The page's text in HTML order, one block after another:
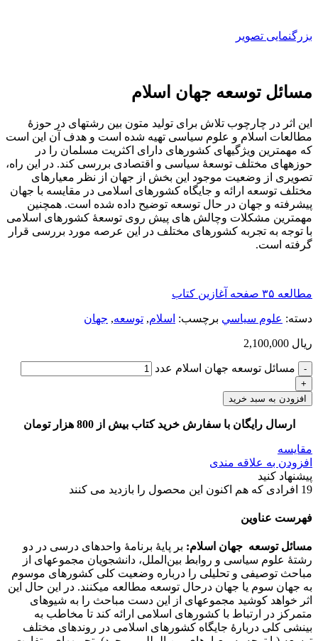
بزرگنمایی تصویر
مسائل توسعه جهان اسلام
این اثر در چارچوب تلاش برای تولید متون بین رشته­ای در حوزۀ
مطالعات اسلام و علوم سیاسی تهیه شده است و هدف آن این است
که مهمترین ویژگی­های کشورهای دارای اکثریت مسلمان را در
حوزه­های مختلف توسعۀ سیاسی و اقتصادی بررسی کند. در این راه،
تصویری از وضعیت موجود این بخش از جهان از نظر معیارهای
مختلف توسعه ارائه و جایگاه کشورهای اسلامی در مقایسه با جهان
پیشرفته و جهان در حال توسعه توضیح داده شده است. همچنین
مهمترین مشکلات وچالش های پیش روی توسعۀ کشورهای اسلامی
با توجه به تجربه کشورهای مختلف در این عرصه مورد بررسی قرار
گرفته است.
مطالعه ۳۵ صفحه آغازین کتاب
دسته: علوم سياسي برچسب: اسلام, توسعه, جهان
ریال
مسائل توسعه جهان اسلام عدد
افزودن به سبد خرید
ارسال رایگان با سفارش خرید کتاب بیش از 800 هزار تومان
مقایسه
افزودن به علاقه مندی
پیشنهاد کنید
19 افرادی که هم اکنون این محصول را بازدید می کنند
فهرست عناوین
مسائل توسعه جهان اسلام: بر پایۀ برنامۀ واحدهای درسی در دو
رشتۀ علوم­ سیاسی و روابط بین‌الملل، دانشجویان مجموعه­ای از
مباحث توصیفی و تحلیلی را درباره وضعیت کلی کشورهای موسوم
به جهان سوم یا جهان درحال توسعه مطالعه می­کنند. در این حال این
اثر خواهد کوشید مجموعه­ای از این دست مباحث را به شیوه­ای
متمرکز در ارتباط با کشورهای اسلامی ارائه کند تا مخاطب به
بینشی کلی دربارۀ جایگاه کشورهای اسلامی در روندهای مختلف